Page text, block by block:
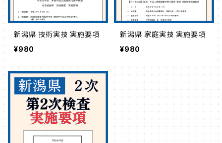
新潟県 技術実技 実施要項
¥980
新潟県 家庭実技 実施要項
¥980